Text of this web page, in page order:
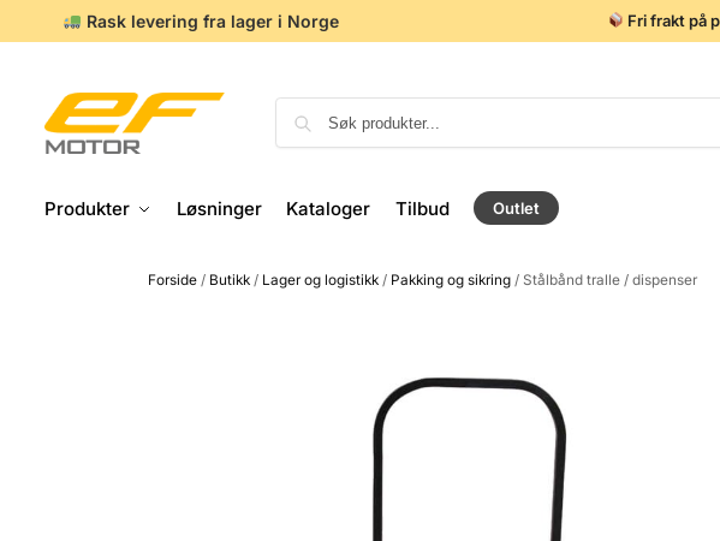
Rask levering fra lager i Norge Fri frakt på
Produkter Løsninger Kataloger Tilbud Outlet
Forside/ Butikk/ Lager og logistikk/ Pakking og sikring/ Stålbånd tralle / dispenser